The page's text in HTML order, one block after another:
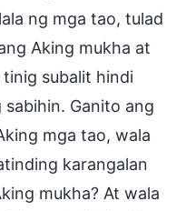
ng mga tao, tulad
Aking mukha at
subalit hindi
Ganito ang
mga tao, wala
karangalan
mukha? At wala